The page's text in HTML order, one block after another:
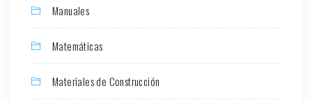
Manuales
Matemáticas
Materiales de Construcción